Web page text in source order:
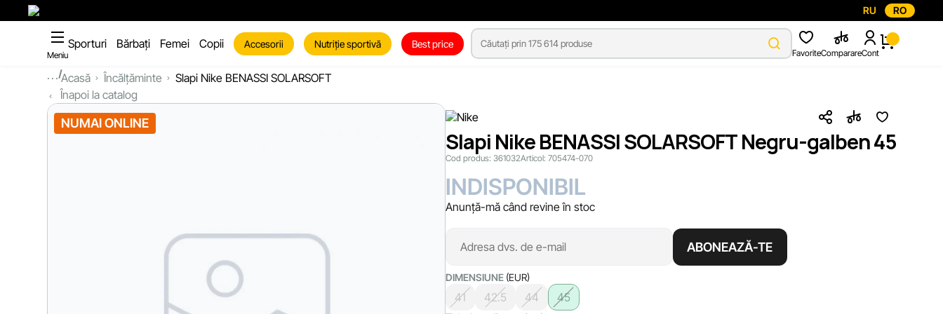
RU RO
Meniu
Sporturi Bărbați Femei Copii Accesorii Nutriție sportivă Best price
FavoriteComparareCont
...Acasă Încălțăminte
Slapi Nike BENASSI SOLARSOFT
Înapoi la catalog
NUMAI ONLINE
Slapi Nike BENASSI SOLARSOFT Negru-galben 45
Cod produs: 361032Articol: 705474-070
INDISPONIBIL
Anunță-mă când revine în stoc
ABONEAZĂ-TE
DIMENSIUNE (EUR)
41 42.5 44
45